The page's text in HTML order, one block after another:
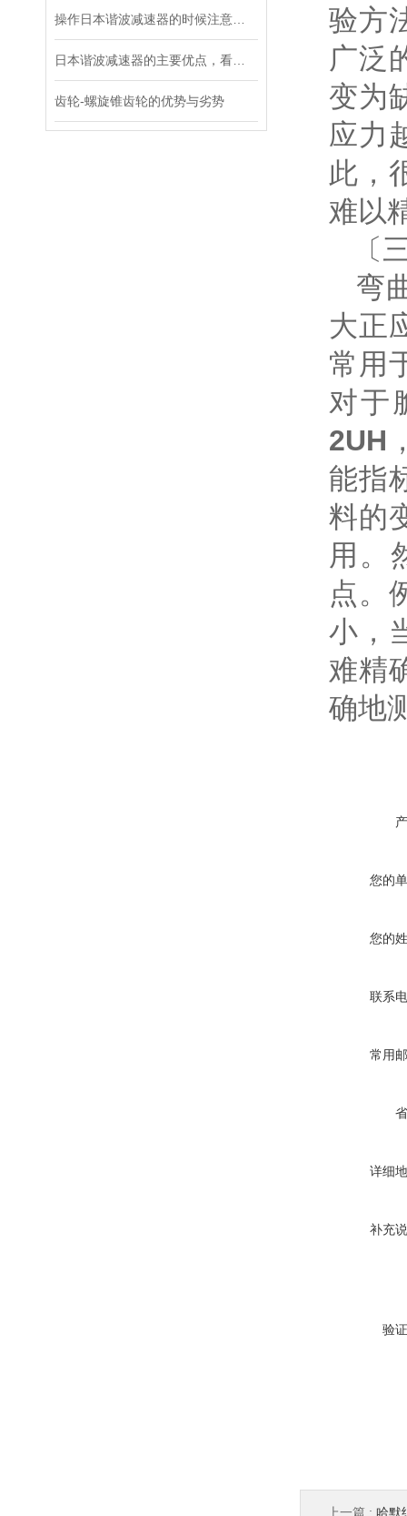
齿轮-螺旋锥齿轮的优势与劣势
验方
广泛
变为
应力
此，
难以
〔
弯
大正
常用
对于
2UH
能指
料的
用。
点。
小，
难精
确地
您的
您的
联系
常用
详细
补充
验
上一篇 : 哈默